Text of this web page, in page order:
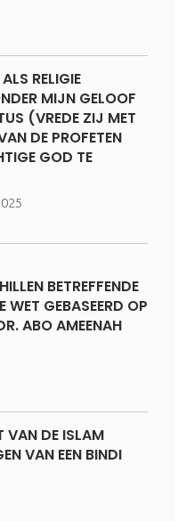
RELIGIE
MIJN GELOOF
(VREDE ZIJ MET
DE PROFETEN
GOD TE
BETREFFENDE
WET GEBASEERD OP
ABO AMEENAH
VAN DE ISLAM
VAN EEN BINDI